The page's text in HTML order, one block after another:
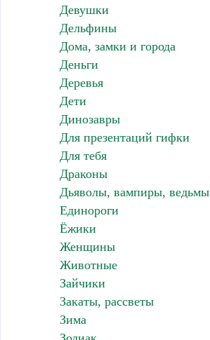
Девушки
Дельфины
Дома, замки и города
Деньги
Деревья
Дети
Динозавры
Для презентаций гифки
Для тебя
Драконы
Дьяволы, вампиры, ведьмы
Единороги
Ёжики
Женщины
Животные
Зайчики
Закаты, рассветы
Зима